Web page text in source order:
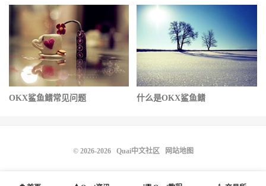
OKX鲨鱼鳍常见问题 什么是OKX鲨鱼鳍
© 2026-2026 Quai中文社区 网站地图